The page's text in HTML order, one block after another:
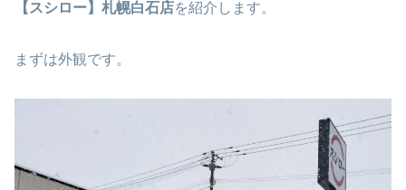
【スシロー】札幌白石店を紹介します。
まずは外観です。